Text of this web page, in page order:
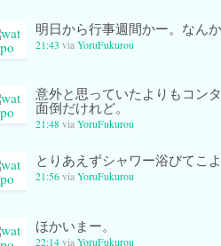
明日から行事週間かー。なん
21:43 via YoruFukurou
意外と思っていたよりもコン
面倒だけれど。
21:48 via YoruFukurou
とりあえずシャワー浴びてこよ
21:56 via YoruFukurou
ほかいまー。
22:14 via YoruFukurou